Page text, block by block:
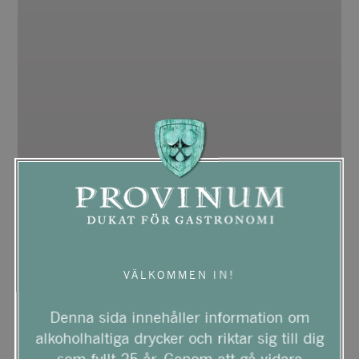
VÄLKOMMEN IN!
Denna sida innehåller information om
alkoholhaltiga drycker och riktar sig till dig